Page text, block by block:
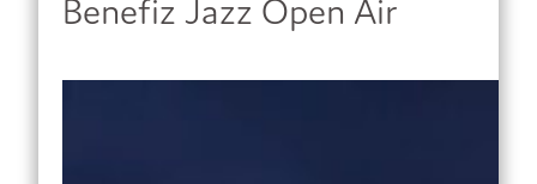
Benefiz Jazz Open Air